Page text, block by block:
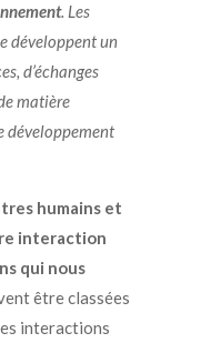
. Les
développent un
d’échanges
matière
développement
humains et
interaction
qui nous
être classées
interactions